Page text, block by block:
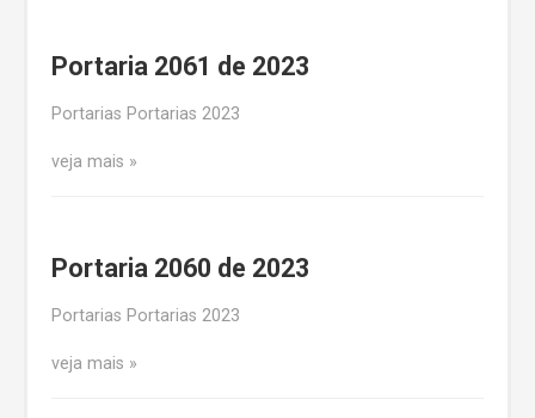
Portaria 2061 de 2023
Portarias Portarias 2023
veja mais
Portaria 2060 de 2023
Portarias Portarias 2023
veja mais